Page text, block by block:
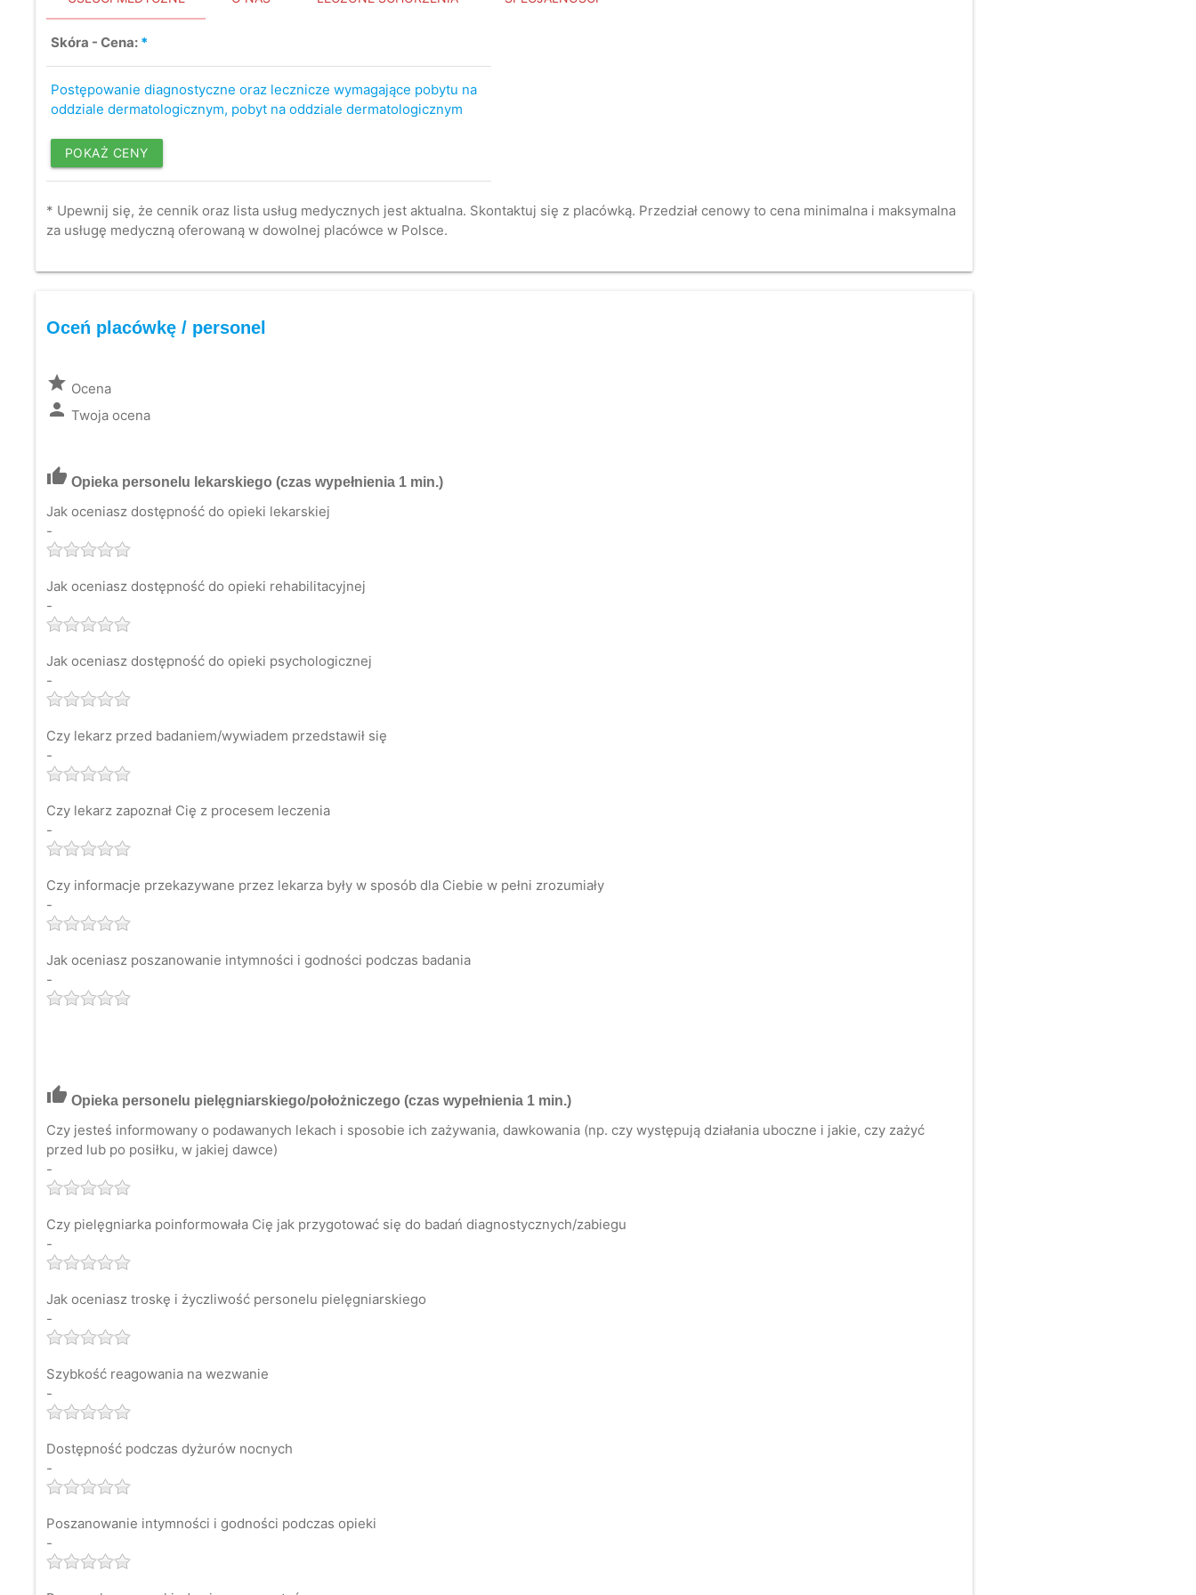
Skóra - Cena: *
Postępowanie diagnostyczne oraz lecznicze wymagające pobytu na
oddziale dermatologicznym, pobyt na oddziale dermatologicznym
POKAŻ CENY
* Upewnij się, że cennik oraz lista usług medycznych jest aktualna. Skontaktuj się z placówką. Przedział cenowy to cena minimalna i maksymalna
za usługę medyczną oferowaną w dowolnej placówce w Polsce.
Oceń placówkę / personel
grade Ocena
person Twoja ocena
thumb_up Opieka personelu lekarskiego (czas wypełnienia 1 min.)
Jak oceniasz dostępność do opieki lekarskiej
-
Jak oceniasz dostępność do opieki rehabilitacyjnej
-
Jak oceniasz dostępność do opieki psychologicznej
-
Czy lekarz przed badaniem/wywiadem przedstawił się
-
Czy lekarz zapoznał Cię z procesem leczenia
-
Czy informacje przekazywane przez lekarza były w sposób dla Ciebie w pełni zrozumiały
-
Jak oceniasz poszanowanie intymności i godności podczas badania
-
thumb_up Opieka personelu pielęgniarskiego/położniczego (czas wypełnienia 1 min.)
Czy jesteś informowany o podawanych lekach i sposobie ich zażywania, dawkowania (np. czy występują działania uboczne i jakie, czy zażyć
przed lub po posiłku, w jakiej dawce)
-
Czy pielęgniarka poinformowała Cię jak przygotować się do badań diagnostycznych/zabiegu
-
Jak oceniasz troskę i życzliwość personelu pielęgniarskiego
-
Szybkość reagowania na wezwanie
-
Dostępność podczas dyżurów nocnych
-
Poszanowanie intymności i godności podczas opieki
-